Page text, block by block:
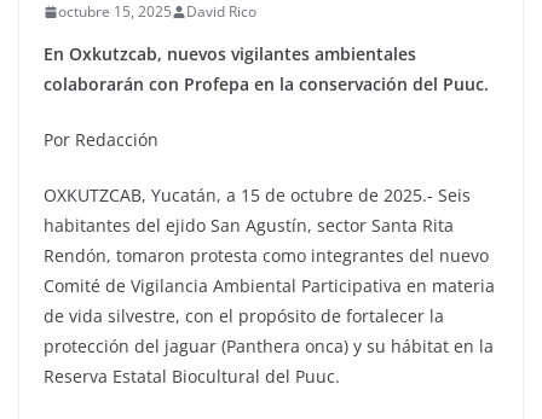
octubre 15, 2025 David Rico
En Oxkutzcab, nuevos vigilantes ambientales
colaborarán con Profepa en la conservación del Puuc.
Por Redacción
OXKUTZCAB, Yucatán, a 15 de octubre de 2025.- Seis
habitantes del ejido San Agustín, sector Santa Rita
Rendón, tomaron protesta como integrantes del nuevo
Comité de Vigilancia Ambiental Participativa en materia
de vida silvestre, con el propósito de fortalecer la
protección del jaguar (Panthera onca) y su hábitat en la
Reserva Estatal Biocultural del Puuc.